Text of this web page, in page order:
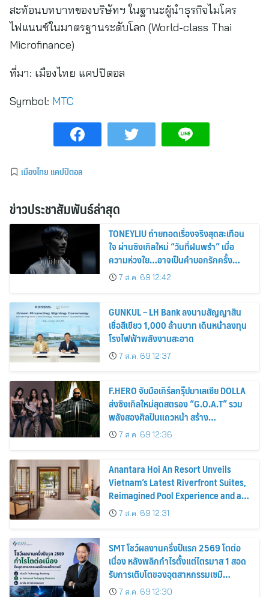
สะท้อนบทบาทของบริษัทฯ ในฐานะผู้นำธุรกิจไมโคร
ไฟแนนซ์ในมาตรฐานระดับโลก (World-class Thai
Microfinance)
ที่มา: เมืองไทย แคปปิตอล
Symbol: MTC
เมืองไทย แคปปิตอล
ข่าวประชาสัมพันธ์ล่าสุด
TONEYLIU ถ่ายทอดเรื่องจริงสุดสะเทือน
ใจ ผ่านซิงเกิลใหม่ “วันที่ฝนพรำ” เมื่อ
ความห่วงใย…อาจเป็นคำบอกรักครั้ง
สุดท้าย
7 ส.ค. 69 12:42
GUNKUL – LH Bank ลงนามสัญญาสิน
เชื่อสีเขียว 1,000 ล้านบาท เดินหน้าลงทุน
โรงไฟฟ้าพลังงานสะอาด
7 ส.ค. 69 12:37
F.HERO จับมือเกิร์ลกรุ๊ปมาเลเซีย DOLLA
ส่งซิงเกิลใหม่สุดสตรอง “G.O.A.T” รวม
พลังสองศิลปินแถวหน้า สร้าง
ปรากฏการณ์ใหม่แห่งวงการเพลงอาเซียน
7 ส.ค. 69 12:36
Anantara Hoi An Resort Unveils
Vietnam’s Latest Riverfront Suites,
Reimagined Pool Experience and a
Vibrant New Dining Destination
7 ส.ค. 69 12:31
SMT โชว์ผลงานครึ่งปีแรก 2569 โตต่อ
เนื่อง หลังพลิกกำไรตั้งแต่ไตรมาส 1 สอด
รับการเติบโตของอุตสาหกรรมเซมิ
คอนดักเตอร์
7 ส.ค. 69 12:30